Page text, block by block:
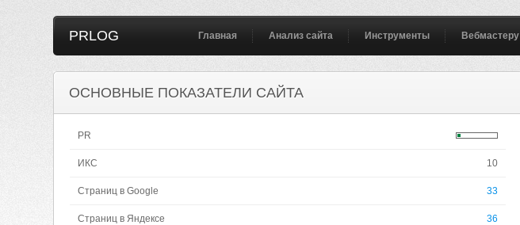
PRLOG Главная Анализ сайта Инструменты Вебмастеру
ОСНОВНЫЕ ПОКАЗАТЕЛИ САЙТА
PR
ИКС 10
Страниц в Google 33
Страниц в Яндексе 36